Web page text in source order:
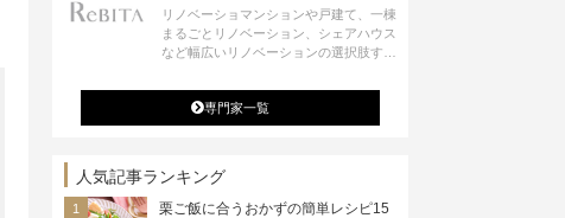
リノベーショマンションや戸建て、一棟
まるごとリノベーション、シェアハウス
など幅広いリノベーションの選択肢すべ
ジ・シェアスペースなど、「住む」だけ
ではなく「働く」「遊ぶ」「学ぶ」「旅
する」といった領域でも、暮らしや生き
専門家一覧
人気記事ランキング
栗ご飯に合うおかずの簡単レシピ15